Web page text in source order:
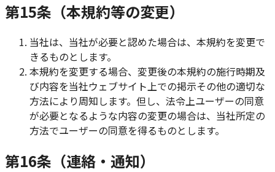
第15条（本規約等の変更）
当社は、当社が必要と認めた場合は、本規約を変更で
きるものとします。
本規約を変更する場合、変更後の本規約の施行時期及
び内容を当社ウェブサイト上での掲示その他の適切な
方法により周知します。但し、法令上ユーザーの同意
が必要となるような内容の変更の場合は、当社所定の
方法でユーザーの同意を得るものとします。
第16条（連絡・通知）